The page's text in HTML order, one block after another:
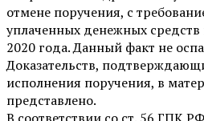
отмене поручения, с
уплаченных денежных средств
2020 года. Данный факт не
Доказательств,
исполнения поручения, в
представлено.